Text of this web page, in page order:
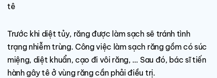
tê
Trước khi diệt tủy, răng được làm sạch sẽ tránh tình
trạng nhiễm trùng. Công việc làm sạch răng gồm có súc
miệng, diệt khuẩn, cạo đi vôi răng, … Sau đó, bác sĩ tiến
hành gây tê ở vùng răng cần phải điều trị.